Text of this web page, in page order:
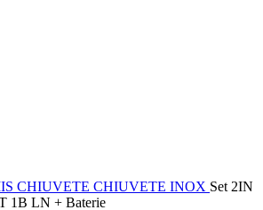
CHIUVETE CHIUVETE INOX Set 2IN
1B LN + Baterie